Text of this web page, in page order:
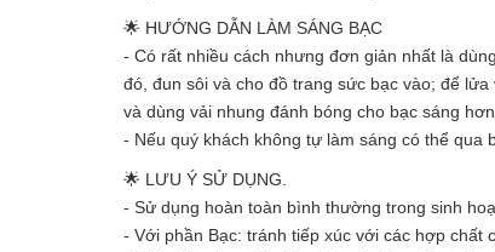
🌟 HƯỚNG DẪN LÀM SÁNG BẠC
- Có rất nhiều cách nhưng đơn giản nhất là
đó, đun sôi và cho đồ trang sức bạc vào; để
và dùng vải nhung đánh bóng cho bạc sáng hơn.
- Nếu quý khách không tự làm sáng có thể qua
🌟 LƯU Ý SỬ DỤNG.
- Sử dụng hoàn toàn bình thường trong sinh
- Với phần Bạc: tránh tiếp xúc với các hợp chất